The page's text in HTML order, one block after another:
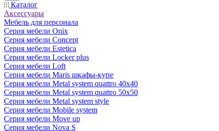
Каталог
Аксессуары
Мебель для персонала
Серия мебели Onix
Серия мебели Concept
Серия мебели Estetica
Серия мебели Locker plus
Серия мебели Loft
Серия мебели Maris шкафы-купе
Серия мебели Metal system quattro 40x40
Серия мебели Metal system quattro 50x50
Серия мебели Metal system style
Серия мебели Mobile system
Серия мебели Move up
Серия мебели Nova S